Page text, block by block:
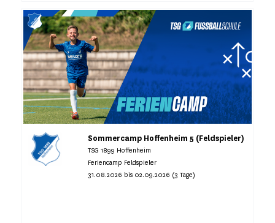
Sommercamp Hoffenheim 5 (Feldspieler)
TSG 1899 Hoffenheim
Feriencamp Feldspieler
31.08.2026 bis 02.09.2026 (3 Tage)